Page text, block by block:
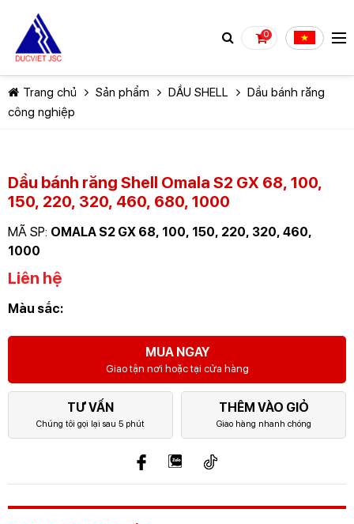
0
TIẾP TỤC MUA HÀNG
Trang chủ Sản phẩm DẦU SHELL
Dầu bánh răng
công nghiệp
Dầu bánh răng Shell Omala S2 GX 68, 100,
150, 220, 320, 460, 680, 1000
MÃ SP: OMALA S2 GX 68, 100, 150, 220, 320, 460,
1000
Liên hệ
Màu sắc:
MUA NGAY
Giao tận nơi hoặc tại cửa hàng
TƯ VẤN
Chúng tôi gọi lại sau 5 phút
THÊM VÀO GIỎ
Giao hàng nhanh chóng